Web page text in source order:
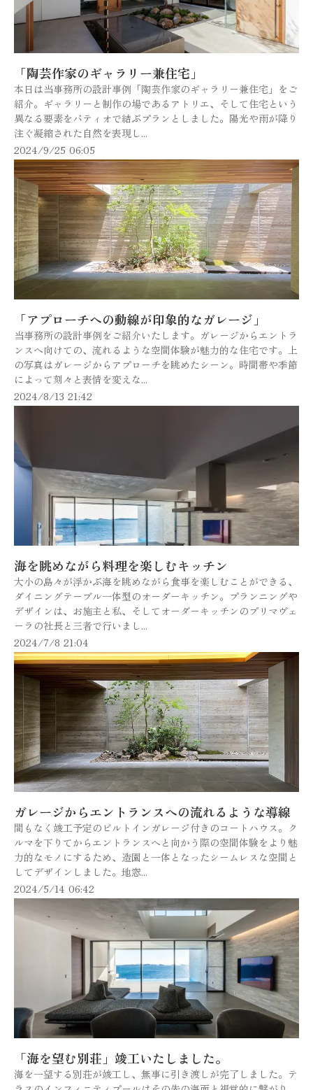
「陶芸作家のギャラリー兼住宅」
本日は当事務所の設計事例「陶芸作家のギャラリー兼住宅」をご
紹介。ギャラリーと制作の場であるアトリエ、そして住宅という
異なる要素をパティオで結ぶプランとしました。陽光や雨が降り
注ぐ凝縮された自然を表現し...
2024/9/25 06:05
「アプローチへの動線が印象的なガレージ」
当事務所の設計事例をご紹介いたします。ガレージからエントラ
ンスへ向けての、流れるような空間体験が魅力的な住宅です。上
の写真はガレージからアプローチを眺めたシーン。時間帯や季節
によって刻々と表情を変えな...
2024/8/13 21:42
海を眺めながら料理を楽しむキッチン
大小の島々が浮かぶ海を眺めながら食事を楽しむことができる、
ダイニングテーブル一体型のオーダーキッチン。プランニングや
デザインは、お施主と私、そしてオーダーキッチンのプリマヴェ
ーラの社長と三者で行いまし...
2024/7/8 21:04
ガレージからエントランスへの流れるような導線
間もなく竣工予定のビルトインガレージ付きのコートハウス。ク
ルマを下りてからエントランスへと向かう際の空間体験をより魅
力的なモノにするため、造園と一体となったシームレスな空間と
してデザインしました。地窓...
2024/5/14 06:42
「海を望む別荘」竣工いたしました。
海を一望する別荘が竣工し、無事に引き渡しが完了しました。テ